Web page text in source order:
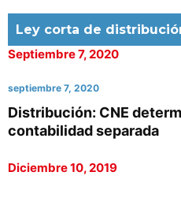
Ley corta de
Septiembre 7, 2020
septiembre 7, 2020
Distribución: CNE
contabilidad separada
Diciembre 10, 2019